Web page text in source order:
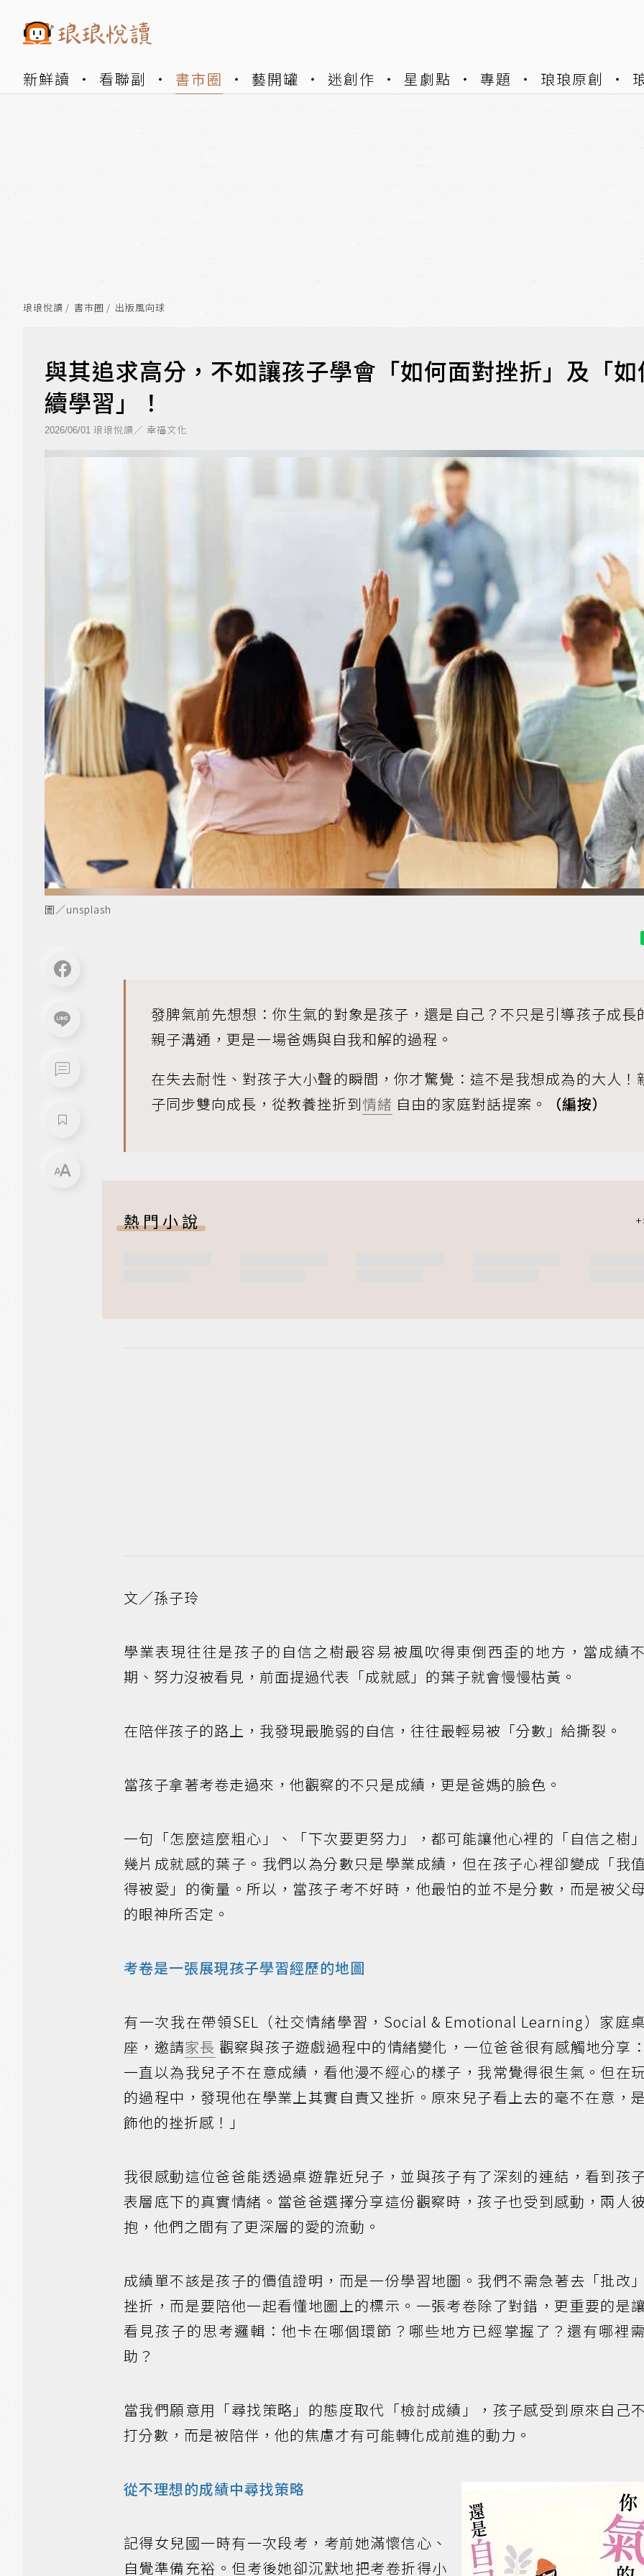
新鮮讀 看聯副 書市圈 藝開罐 迷創作 星劇點 專題 琅琅原創
琅琅悅讀 書市圈 出版風向球
與其追求高分，不如讓孩子學會「如何面對挫折」及「
續學習」！
2026/06/01 琅琅悅讀／ 幸福文化
圖／unsplash
發脾氣前先想想：你生氣的對象是孩子，還是自己？不只是引導孩子成長
親子溝通，更是一場爸媽與自我和解的過程。
在失去耐性、對孩子大小聲的瞬間，你才驚覺：這不是我想成為的大人！
子同步雙向成長，從教養挫折到情緒 自由的家庭對話提案。 （編按）
熱門小說
文／孫子玲
學業表現往往是孩子的自信之樹最容易被風吹得東倒西歪的地方，當成績
期、努力沒被看見，前面提過代表「成就感」的葉子就會慢慢枯黃。
在陪伴孩子的路上，我發現最脆弱的自信，往往最輕易被「分數」給撕裂。
當孩子拿著考卷走過來，他觀察的不只是成績，更是爸媽的臉色。
一句「怎麼這麼粗心」、「下次要更努力」，都可能讓他心裡的「自信之樹
幾片成就感的葉子。我們以為分數只是學業成績，但在孩子心裡卻變成「我
得被愛」的衡量。所以，當孩子考不好時，他最怕的並不是分數，而是被父
的眼神所否定。
考卷是一張展現孩子學習經歷的地圖
有一次我在帶領SEL（社交情緒學習，Social & Emotional Learning）家庭
座，邀請家長 觀察與孩子遊戲過程中的情緒變化，一位爸爸很有感觸地分享
一直以為我兒子不在意成績，看他漫不經心的樣子，我常覺得很生氣。但在
的過程中，發現他在學業上其實自責又挫折。原來兒子看上去的毫不在意，
飾他的挫折感！」
我很感動這位爸爸能透過桌遊靠近兒子，並與孩子有了深刻的連結，看到孩
表層底下的真實情緒。當爸爸選擇分享這份觀察時，孩子也受到感動，兩人
抱，他們之間有了更深層的愛的流動。
成績單不該是孩子的價值證明，而是一份學習地圖。我們不需急著去「批改
挫折，而是要陪他一起看懂地圖上的標示。一張考卷除了對錯，更重要的是
看見孩子的思考邏輯：他卡在哪個環節？哪些地方已經掌握了？還有哪裡
助？
當我們願意用「尋找策略」的態度取代「檢討成績」，孩子感受到原來自己
打分數，而是被陪伴，他的焦慮才有可能轉化成前進的動力。
從不理想的成績中尋找策略
記得女兒國一時有一次段考，考前她滿懷信心、
自覺準備充裕。但考後她卻沉默地把考卷折得小